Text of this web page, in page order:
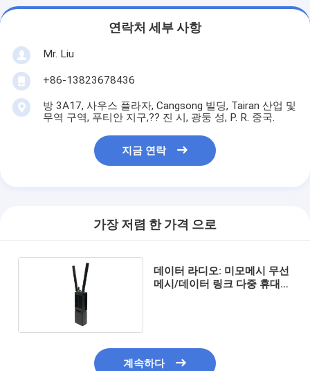
연락처 세부 사항
Mr. Liu
+86-13823678436
방 3A17, 사우스 플라자, Cangsong 빌딩, Tairan 산업 및
무역 구역, 푸티안 지구,?? 진 시, 광둥 성, P. R. 중국.
지금 연락
가장 저렴 한 가격 으로
데이터 라디오: 미모메시 무선
메시/데이터 링크 다중 휴대용
계속하다